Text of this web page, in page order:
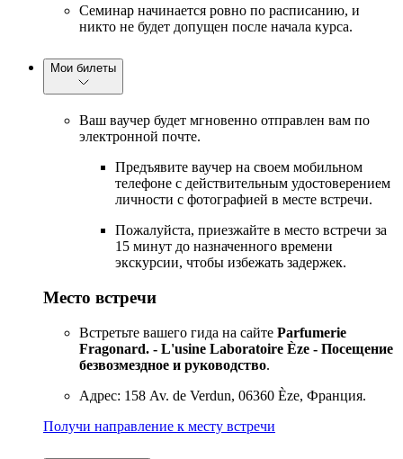
Семинар начинается ровно по расписанию, и
никто не будет допущен после начала курса.
Мои билеты
Ваш ваучер будет мгновенно отправлен вам по
электронной почте.
Предъявите ваучер на своем мобильном
телефоне с действительным удостоверением
личности с фотографией в месте встречи.
Пожалуйста, приезжайте в место встречи за
15 минут до назначенного времени
экскурсии, чтобы избежать задержек.
Место встречи
Встретьте вашего гида на сайте Parfumerie
Fragonard. - L'usine Laboratoire Èze - Посещение
безвозмездное и руководство.
Адрес: 158 Av. de Verdun, 06360 Èze, Франция.
Получи направление к месту встречи